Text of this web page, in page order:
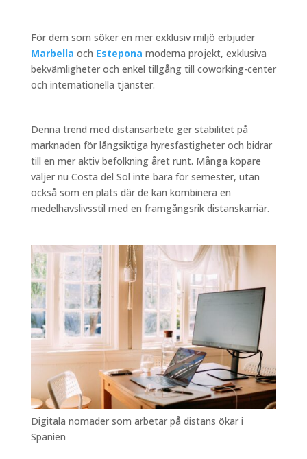
För dem som söker en mer exklusiv miljö erbjuder
Marbella och Estepona moderna projekt, exklusiva
bekvämligheter och enkel tillgång till coworking-center
och internationella tjänster.
Denna trend med distansarbete ger stabilitet på
marknaden för långsiktiga hyresfastigheter och bidrar
till en mer aktiv befolkning året runt. Många köpare
väljer nu Costa del Sol inte bara för semester, utan
också som en plats där de kan kombinera en
medelhavslivsstil med en framgångsrik distanskarriär.
Digitala nomader som arbetar på distans ökar i
Spanien